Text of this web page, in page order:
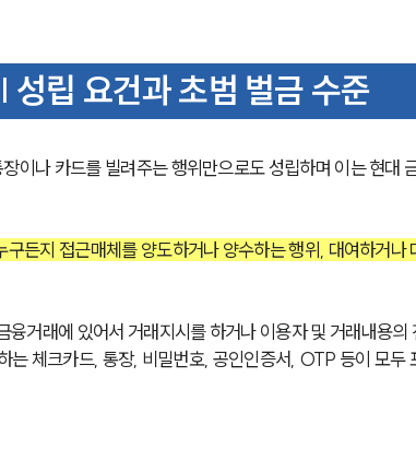
성립 요건과 초범 벌금 수준
이나 카드를 빌려주는 행위만으로도 성립하며 이는 현대
든지 접근매체를 양도하거나 양수하는 행위, 대여하거나
융거래에 있어서 거래지시를 하거나 이용자 및 거래내용
는 체크카드, 통장, 비밀번호, 공인인증서, OTP 등이 모두